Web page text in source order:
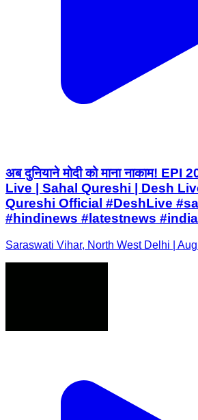
अब दुनियाने मोदी को माना नाकाम!
Live | Sahal Qureshi | Desh
Qureshi Official #DeshLive
#hindinews #latestnews
Saraswati Vihar, North West Delhi |